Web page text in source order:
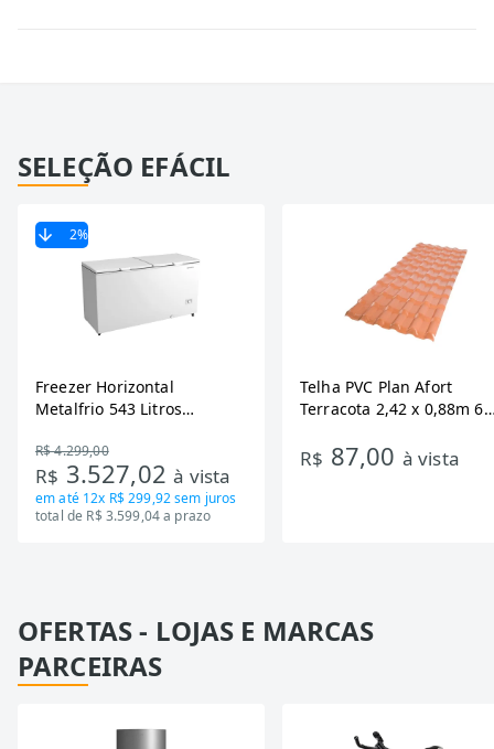
SELEÇÃO EFÁCIL
2%
Freezer Horizontal
Metalfrio 543 Litros
Tecnologia Inverter, Branco,
Bivolt
R$ 4.299,00
R$ 3.527,02à vista
em até 12x R$ 299,92sem juros
total de R$ 3.599,04 a prazo
Telha PVC Plan Afort
Terracota 2,42 x 0,88m 6
R$ 87,00 à vista
OFERTAS - LOJAS E MARCAS
PARCEIRAS